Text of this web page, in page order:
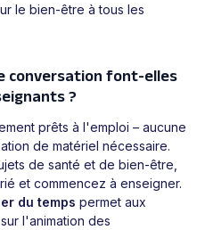
le bien-être à tous les
conversation font-elles
?
prêts à l'emploi – aucune
de matériel nécessaire.
de santé et de bien-être,
et commencez à enseigner.
du temps permet aux
l'animation des